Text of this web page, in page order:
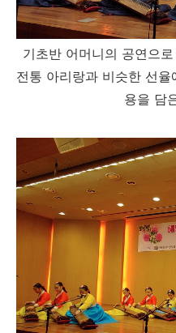
기초반 어머니의 공연으
전통 아리랑과 비슷한 선
용을 담